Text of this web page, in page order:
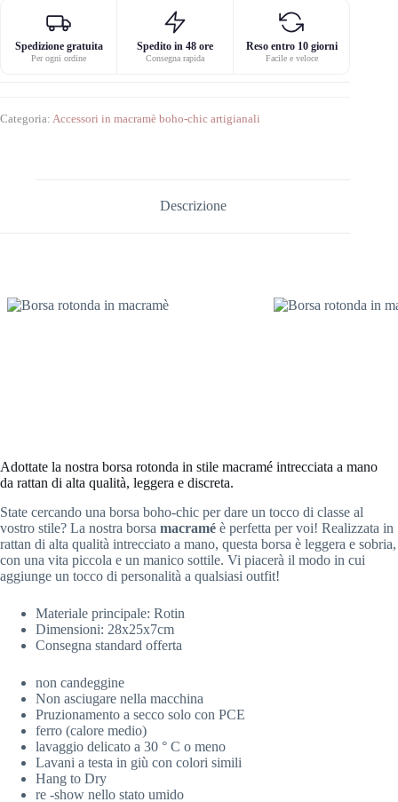
Spedizione gratuita
Per ogni ordine
Spedito in 48 ore
Consegna rapida
Reso entro 10 giorni
Facile e veloce
Categoria: Accessori in macramè boho-chic artigianali
Descrizione
Adottate la nostra borsa rotonda in stile macramé intrecciata a mano
da rattan di alta qualità, leggera e discreta.
State cercando una borsa boho-chic per dare un tocco di classe al
vostro stile? La nostra borsa macramé è perfetta per voi! Realizzata in
rattan di alta qualità intrecciato a mano, questa borsa è leggera e sobria,
con una vita piccola e un manico sottile. Vi piacerà il modo in cui
aggiunge un tocco di personalità a qualsiasi outfit!
Materiale principale: Rotin
Dimensioni: 28x25x7cm
Consegna standard offerta
non candeggine
Non asciugare nella macchina
Pruzionamento a secco solo con PCE
ferro (calore medio)
lavaggio delicato a 30 ° C o meno
Lavani a testa in giù con colori simili
Hang to Dry
re -show nello stato umido